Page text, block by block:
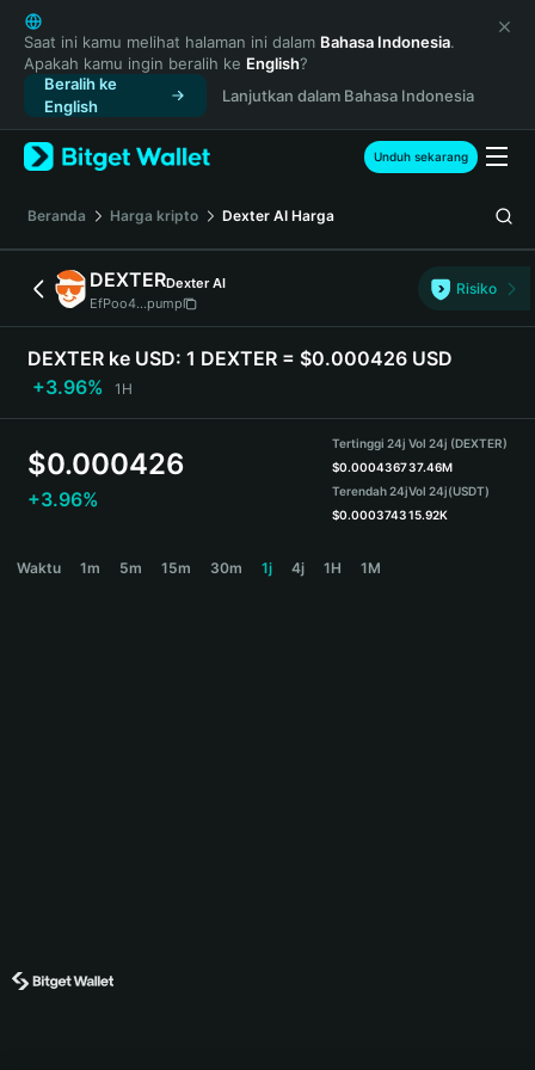
English
日本語
Tiếng Việt
Русский
Español (Latinoamérica)
Türkçe
Français
Deutsch
简体中文
繁體中文
Português (Portugal)
Bahasa Indonesia
ภาษาไทย
हिन्दी
Español
Português (Brasil)
Saat ini kamu melihat halaman ini dalam Bahasa Indonesia.
Apakah kamu ingin beralih ke English?
Beralih ke
English
Lanjutkan dalam Bahasa Indonesia
Unduh sekarang
Beranda Harga kripto Dexter AI Harga
DEXTERDexter AI
EfPoo4...pump
Risiko
DEXTER ke USD: 1 DEXTER = $0.000426 USD
+3.96%
1H
$0.000426
+3.96%
Tertinggi 24j
$0.0004367
Terendah 24j
$0.0003743
Vol 24j (DEXTER)
37.46M
Vol 24j(USDT)
15.92K
Waktu 1m 5m 15m 30m 1j 4j 1H 1M